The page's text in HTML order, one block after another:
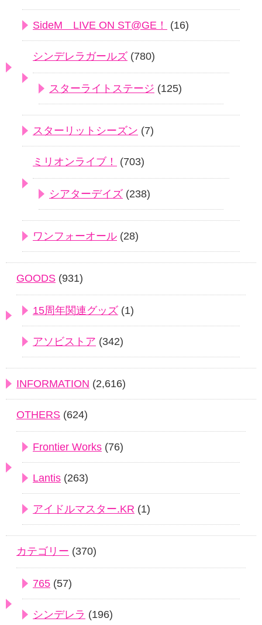
SideM LIVE ON ST@GE！ (16)
シンデレラガールズ (780)
スターライトステージ (125)
スターリットシーズン (7)
ミリオンライブ！ (703)
シアターデイズ (238)
ワンフォーオール (28)
GOODS (931)
15周年関連グッズ (1)
アソビストア (342)
INFORMATION (2,616)
OTHERS (624)
Frontier Works (76)
Lantis (263)
アイドルマスター.KR (1)
カテゴリー (370)
765 (57)
シンデレラ (196)